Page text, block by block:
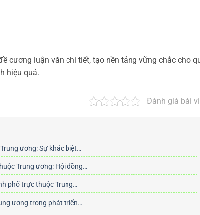
cương luận văn chi tiết, tạo nền tảng vững chắc cho
hiệu quả.
Đánh giá bài
ương: Sự khác biệt…
Trung ương: Hội đồng…
phố trực thuộc Trung…
ương trong phát triển…